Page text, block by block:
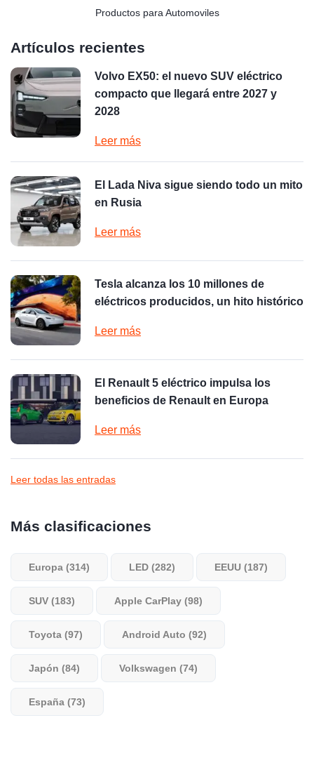
Productos para Automoviles
Artículos recientes
Volvo EX50: el nuevo SUV eléctrico
compacto que llegará entre 2027 y
2028
Leer más
El Lada Niva sigue siendo todo un mito
en Rusia
Leer más
Tesla alcanza los 10 millones de
eléctricos producidos, un hito histórico
Leer más
El Renault 5 eléctrico impulsa los
beneficios de Renault en Europa
Leer más
Leer todas las entradas
Más clasificaciones
Europa (314) LED (282) EEUU (187)
SUV (183) Apple CarPlay (98)
Toyota (97) Android Auto (92)
Japón (84) Volkswagen (74)
España (73)